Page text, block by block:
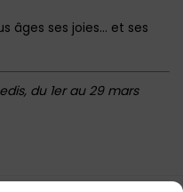
âges ses joies… et ses
du 1er au 29 mars